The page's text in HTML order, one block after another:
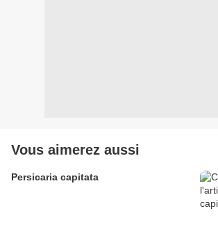
Vous aimerez aussi
Persicaria capitata